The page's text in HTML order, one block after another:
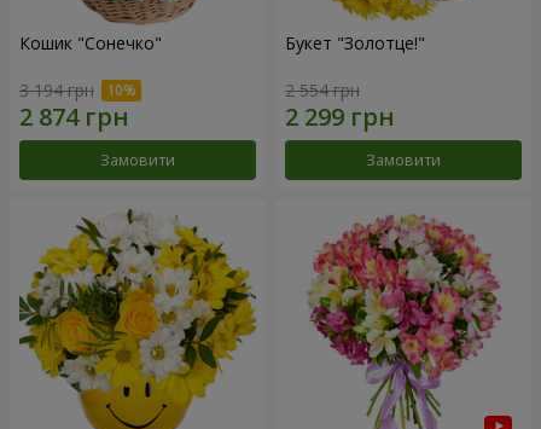
Кошик "Сонечко"
3 194 грн
Замовити
Букет "Золотце!"
2 554 грн
Замовити